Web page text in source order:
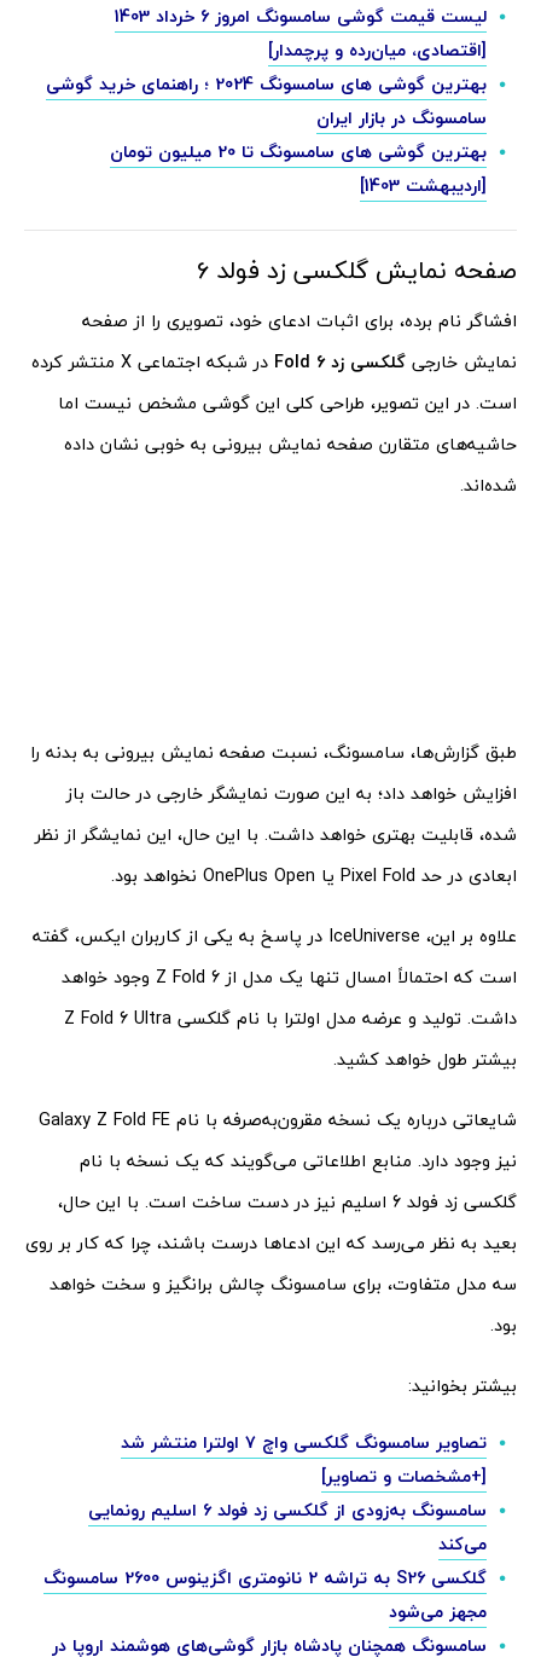
لیست قیمت گوشی سامسونگ امروز 6 خرداد 1403
[اقتصادی، میان‌رده و پرچمدار]
بهترین گوشی های سامسونگ 2024 ؛ راهنمای خرید گوشی
سامسونگ در بازار ایران
بهترین گوشی های سامسونگ تا 20 میلیون تومان
[اردیبهشت 1403]
صفحه نمایش گلکسی زد فولد 6
افشاگر نام برده، برای اثبات ادعای خود، تصویری را از صفحه
نمایش خارجی گلکسی زد Fold 6
در شبکه اجتماعی X منتشر کرده
است. در این تصویر، طراحی کلی این گوشی مشخص نیست اما
حاشیه‌های متقارن صفحه نمایش بیرونی به خوبی نشان داده
شده‌اند.
طبق گزارش‌ها، سامسونگ، نسبت صفحه نمایش بیرونی به بدنه را
افزایش خواهد داد؛ به این صورت نمایشگر خارجی در حالت باز
شده، قابلیت بهتری خواهد داشت. با این حال، این نمایشگر از نظر
ابعادی در حد Pixel Fold یا OnePlus Open نخواهد بود.
علاوه بر این، IceUniverse در پاسخ به یکی از کاربران ایکس، گفته
است که احتمالاً امسال تنها یک مدل از Z Fold 6 وجود خواهد
داشت. تولید و عرضه مدل اولترا با نام گلکسی Z Fold 6 Ultra
بیشتر طول خواهد کشید.
شایعاتی درباره یک نسخه مقرون‌به‌صرفه با نام Galaxy Z Fold FE
نیز وجود دارد. منابع اطلاعاتی می‌گویند که یک نسخه با نام
گلکسی زد فولد 6 اسلیم نیز در دست ساخت است. با این حال،
بعید به نظر می‌رسد که این ادعاها درست باشند، چرا که کار بر روی
سه مدل متفاوت، برای سامسونگ چالش برانگیز و سخت خواهد
بود.
بیشتر بخوانید:
تصاویر سامسونگ گلکسی واچ ۷ اولترا منتشر شد
[+مشخصات و تصاویر]
سامسونگ به‌زودی از گلکسی زد فولد 6 اسلیم رونمایی
می‌کند
گلکسی S26 به تراشه 2 نانومتری اگزینوس 2600 سامسونگ
مجهز می‌شود
سامسونگ همچنان پادشاه بازار گوشی‌های هوشمند اروپا در